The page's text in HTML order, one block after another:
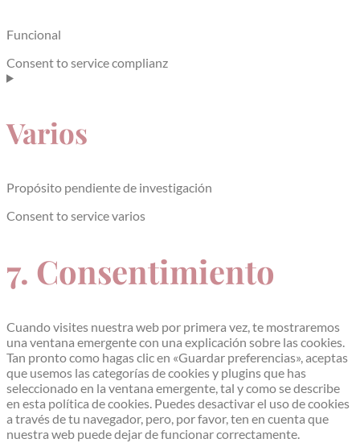
Funcional
Consent to service complianz
Varios
Propósito pendiente de investigación
Consent to service varios
7. Consentimiento
Cuando visites nuestra web por primera vez, te mostraremos
una ventana emergente con una explicación sobre las cookies.
Tan pronto como hagas clic en «Guardar preferencias», aceptas
que usemos las categorías de cookies y plugins que has
seleccionado en la ventana emergente, tal y como se describe
en esta política de cookies. Puedes desactivar el uso de cookies
a través de tu navegador, pero, por favor, ten en cuenta que
nuestra web puede dejar de funcionar correctamente.